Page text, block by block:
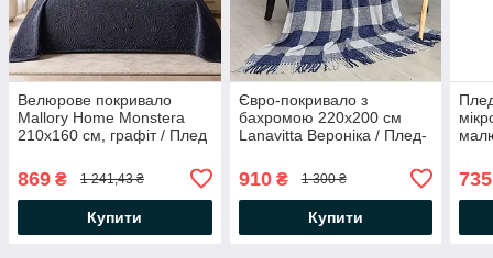
Велюрове покривало
Mallory Home Monstera
210х160 см, графіт / Плед
ліжко
869 ₴ 1 241,43 ₴
Купити
Євро-покривало з
бахромою 220х200 см
Lanavitta Вероніка / Плед-
ліжко
910₴ 1 300 ₴
Купити
735